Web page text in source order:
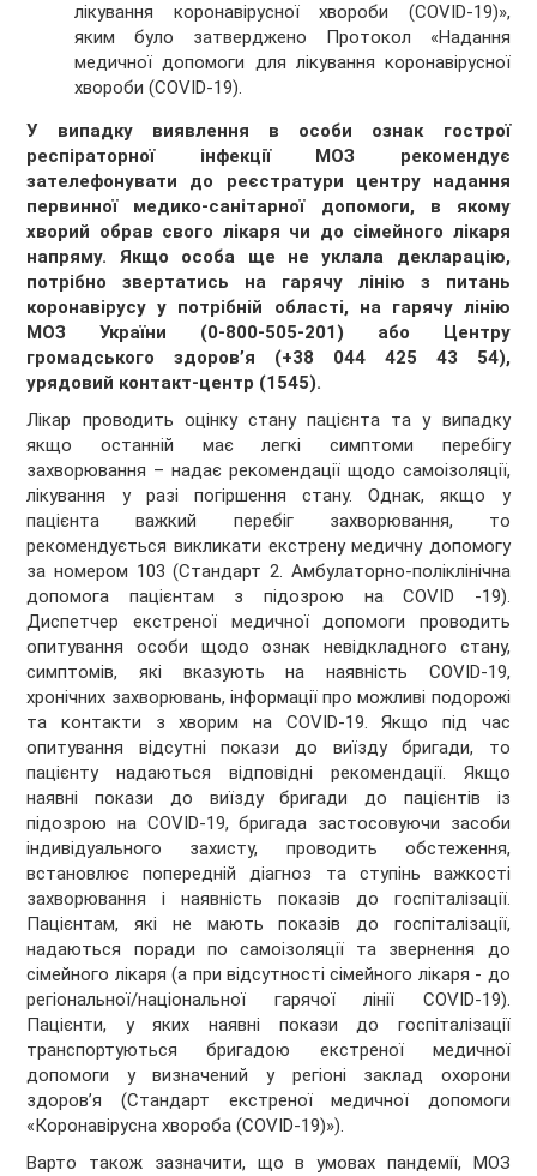
лікування коронавірусної хвороби (COVID-19)»,
яким було затверджено Протокол «Надання
медичної допомоги для лікування коронавірусної
хвороби (COVID-19).
У випадку виявлення в особи ознак гострої
респіраторної інфекції МОЗ рекомендує
зателефонувати до реєстратури центру надання
первинної медико-санітарної допомоги, в якому
хворий обрав свого лікаря чи до сімейного лікаря
напряму. Якщо особа ще не уклала декларацію,
потрібно звертатись на гарячу лінію з питань
коронавірусу у потрібній області, на гарячу лінію
МОЗ України (0-800-505-201) або Центру
громадського здоров’я (+38 044 425 43 54),
урядовий контакт-центр (1545).
Лікар проводить оцінку стану пацієнта та у випадку
якщо останній має легкі симптоми перебігу
захворювання – надає рекомендації щодо самоізоляції,
лікування у разі погіршення стану. Однак, якщо у
пацієнта важкий перебіг захворювання, то
рекомендується викликати екстрену медичну допомогу
за номером 103 (Стандарт 2. Амбулаторно-поліклінічна
допомога пацієнтам з підозрою на COVID -19).
Диспетчер екстреної медичної допомоги проводить
опитування особи щодо ознак невідкладного стану,
симптомів, які вказують на наявність COVID-19,
хронічних захворювань, інформації про можливі подорожі
та контакти з хворим на COVID-19. Якщо під час
опитування відсутні покази до виїзду бригади, то
пацієнту надаються відповідні рекомендації. Якщо
наявні покази до виїзду бригади до пацієнтів із
підозрою на COVID-19, бригада застосовуючи засоби
індивідуального захисту, проводить обстеження,
встановлює попередній діагноз та ступінь важкості
захворювання і наявність показів до госпіталізації.
Пацієнтам, які не мають показів до госпіталізації,
надаються поради по самоізоляції та звернення до
сімейного лікаря (а при відсутності сімейного лікаря - до
регіональної/національної гарячої лінії COVID-19).
Пацієнти, у яких наявні покази до госпіталізації
транспортуються бригадою екстреної медичної
допомоги у визначений у регіоні заклад охорони
здоров’я (Стандарт екстреної медичної допомоги
«Коронавірусна хвороба (COVID-19)»).
Варто також зазначити, що в умовах пандемії, МОЗ